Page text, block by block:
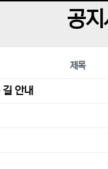
공
제목
안내